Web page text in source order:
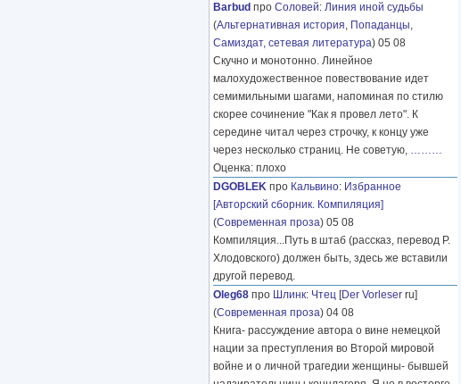
Barbud про Соловей: Линия иной судьбы
(Альтернативная история, Попаданцы,
Самиздат, сетевая литература) 05 08
Скучно и монотонно. Линейное
малохудожественное повествование идет
семимильными шагами, напоминая по стилю
скорее сочинение "Как я провел лето". К
середине читал через строчку, к концу уже
через несколько страниц. Не советую, ………
Оценка: плохо
DGOBLEK про Кальвино: Избранное
[Авторский сборник. Компиляция]
(Современная проза) 05 08
Компиляция...Путь в штаб (рассказ, перевод Р.
Хлодовского) должен быть, здесь же вставили
другой перевод.
Oleg68 про Шлинк: Чтец [Der Vorleser ru]
(Современная проза) 04 08
Книга- рассуждение автора о вине немецкой
нации за преступления во Второй мировой
войне и о личной трагедии женщины- бывшей